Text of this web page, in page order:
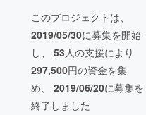
このプロジェクトは、
2019/05/30に募集を開始
し、 53人の支援により
297,500円の資金を集
め、 2019/06/20に募集を
終了しました